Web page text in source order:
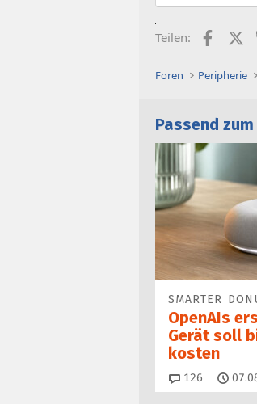
Teilen:
Foren Peripherie
Passend
SMARTER
OpenAIs
Gerät soll
kosten
126